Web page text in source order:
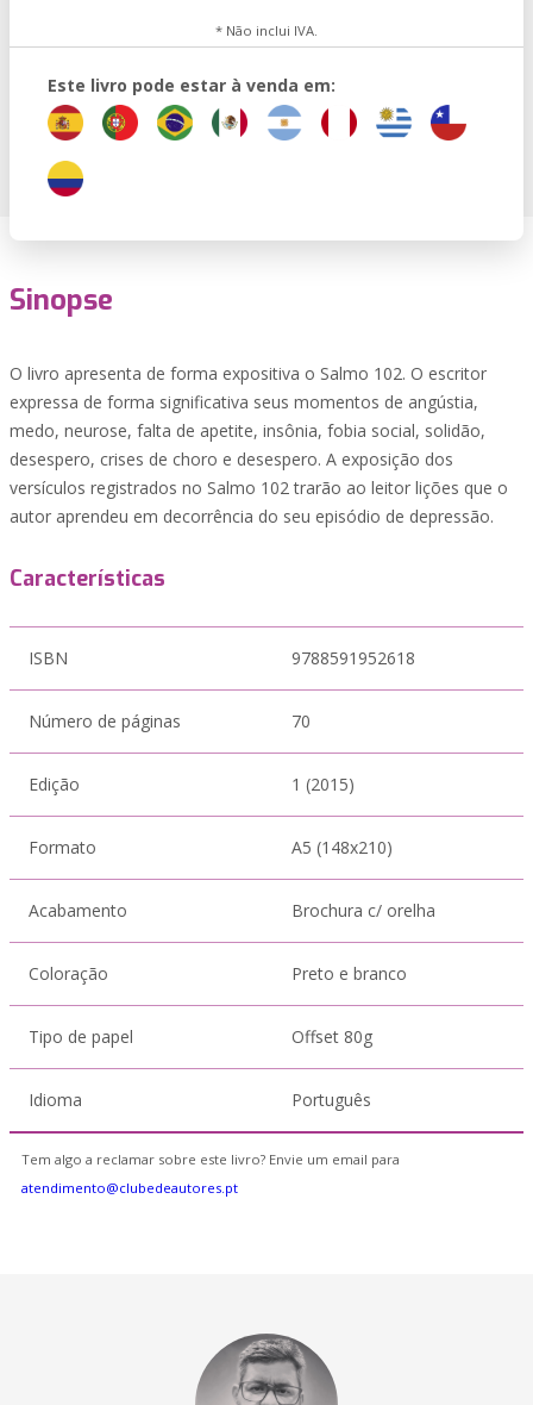
* Não inclui IVA.
Este livro pode estar à venda em:
Sinopse
O livro apresenta de forma expositiva o Salmo 102. O escritor
expressa de forma significativa seus momentos de angústia,
medo, neurose, falta de apetite, insônia, fobia social, solidão,
desespero, crises de choro e desespero. A exposição dos
versículos registrados no Salmo 102 trarão ao leitor lições que o
autor aprendeu em decorrência do seu episódio de depressão.
Características
ISBN 9788591952618
Número de páginas 70
Edição 1 (2015)
Formato A5 (148x210)
Acabamento Brochura c/ orelha
Coloração Preto e branco
Tipo de papel Offset 80g
Idioma Português
Tem algo a reclamar sobre este livro? Envie um email para
atendimento@clubedeautores.pt